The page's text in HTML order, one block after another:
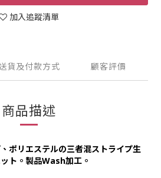
加入追蹤清單
貨及付款方式 顧客評價
商品描述
ポリエステルの三者混ストライプ生
ト。製品Wash加工。